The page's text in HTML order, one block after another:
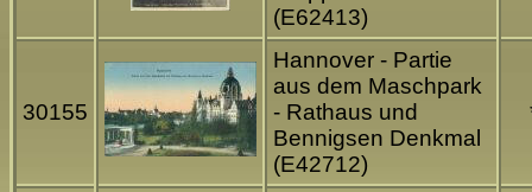
(E62413)
30155
Hannover - Partie
aus dem Maschpark
- Rathaus und
Bennigsen Denkmal
(E42712)